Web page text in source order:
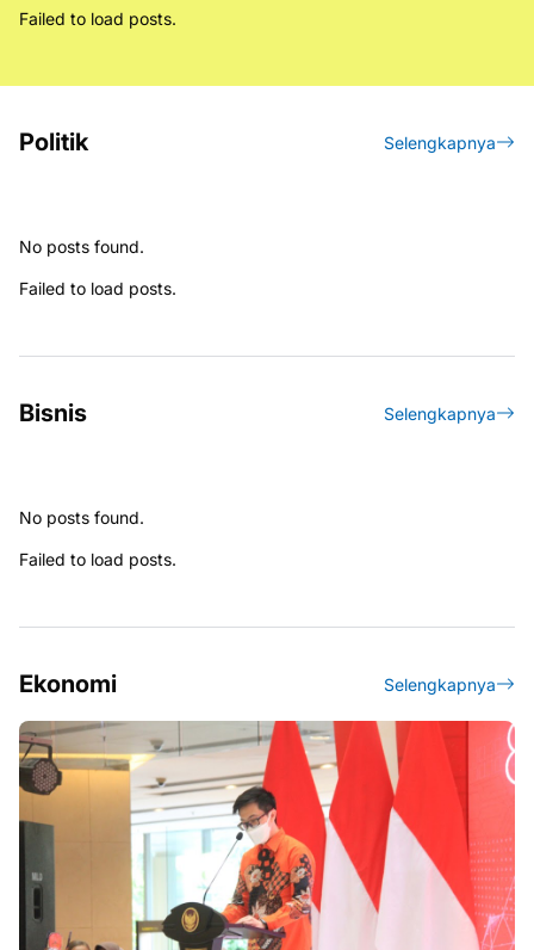
Failed to load posts.
Politik Selengkapnya
No posts found.
Failed to load posts.
Bisnis Selengkapnya
No posts found.
Failed to load posts.
Ekonomi Selengkapnya